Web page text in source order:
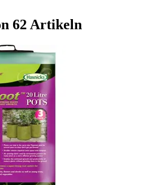
62 Artikeln